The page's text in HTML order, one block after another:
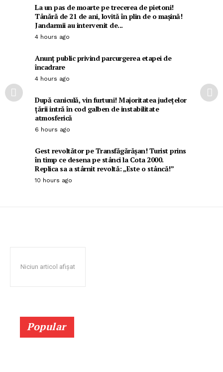
La un pas de moarte pe trecerea de pietoni!
Tânără de 21 de ani, lovită în plin de o mașină!
Jandarmii au intervenit de...
4 hours ago
Anunț public privind parcurgerea etapei de
încadrare
4 hours ago
După caniculă, vin furtuni! Majoritatea județelor
țării intră în cod galben de instabilitate
atmosferică
6 hours ago
Gest revoltător pe Transfăgărășan! Turist prins
în timp ce desena pe stânci la Cota 2000.
Replica sa a stârnit revoltă: „Este o stâncă!”
10 hours ago
Niciun articol afișat
Popular